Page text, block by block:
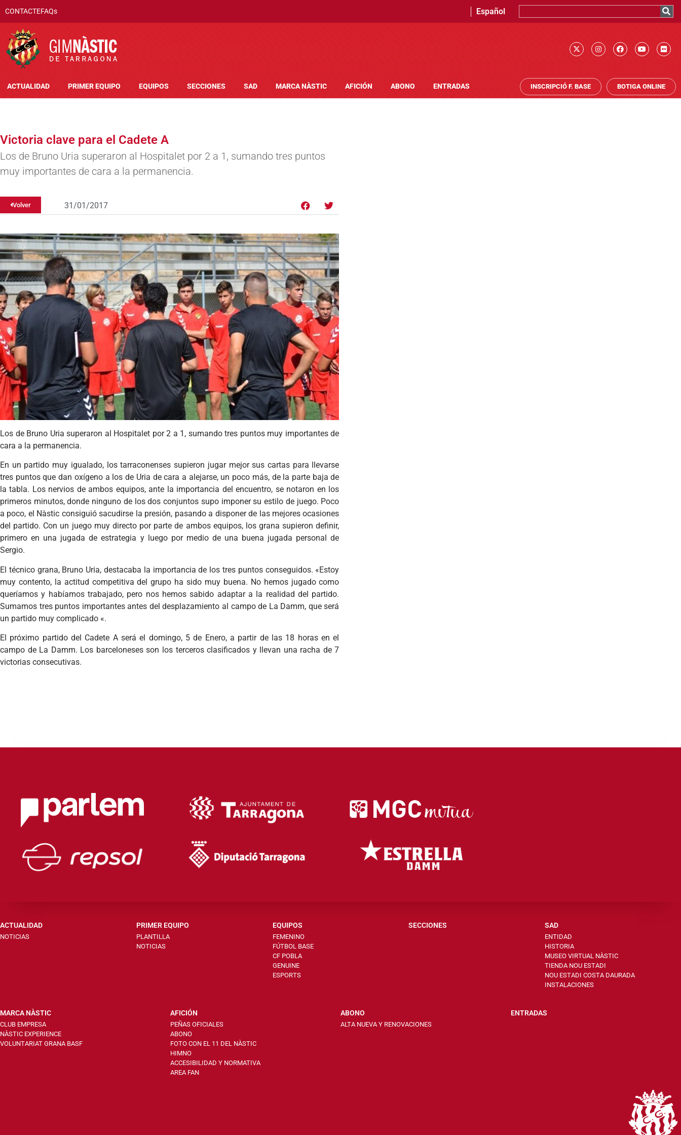
CONTACTEFAQs Español
ACTUALIDAD PRIMER EQUIPO EQUIPOS SECCIONES SAD MARCA NÀSTIC AFICIÓN ABONO ENTRADAS INSCRIPCIÓ F. BASE BOTIGA ONLINE
Victoria clave para el Cadete A
Los de Bruno Uria superaron al Hospitalet por 2 a 1, sumando tres puntos
muy importantes de cara a la permanencia.
Volver 31/01/2017
Los de Bruno Uria superaron al Hospitalet por 2 a 1, sumando tres puntos muy importantes de
cara a la permanencia.
En un partido muy igualado, los tarraconenses supieron jugar mejor sus cartas para llevarse
tres puntos que dan oxígeno a los de Uria de cara a alejarse, un poco más, de la parte baja de
la tabla. Los nervios de ambos equipos, ante la importancia del encuentro, se notaron en los
primeros minutos, donde ninguno de los dos conjuntos supo imponer su estilo de juego. Poco
a poco, el Nàstic consiguió sacudirse la presión, pasando a disponer de las mejores ocasiones
del partido. Con un juego muy directo por parte de ambos equipos, los grana supieron definir,
primero en una jugada de estrategia y luego por medio de una buena jugada personal de
Sergio.
El técnico grana, Bruno Uria, destacaba la importancia de los tres puntos conseguidos. «Estoy
muy contento, la actitud competitiva del grupo ha sido muy buena. No hemos jugado como
queríamos y habíamos trabajado, pero nos hemos sabido adaptar a la realidad del partido.
Sumamos tres puntos importantes antes del desplazamiento al campo de La Damm, que será
un partido muy complicado «.
El próximo partido del Cadete A será el domingo, 5 de Enero, a partir de las 18 horas en el
campo de La Damm. Los barceloneses son los terceros clasificados y llevan una racha de 7
victorias consecutivas.
ACTUALIDAD
NOTICIAS
PRIMER EQUIPO
PLANTILLA
NOTICIAS
EQUIPOS
FEMENINO
FÚTBOL BASE
CF POBLA
GENUINE
ESPORTS
SECCIONES SAD
ENTIDAD
HISTORIA
MUSEO VIRTUAL NÀSTIC
TIENDA NOU ESTADI
NOU ESTADI COSTA DAURADA
INSTALACIONES
MARCA NÀSTIC
CLUB EMPRESA
NÀSTIC EXPERIENCE
VOLUNTARIAT GRANA BASF
AFICIÓN
PEÑAS OFICIALES
ABONO
FOTO CON EL 11 DEL NÀSTIC
HIMNO
ACCESIBILIDAD Y NORMATIVA
AREA FAN
ABONO
ALTA NUEVA Y RENOVACIONES
ENTRADAS